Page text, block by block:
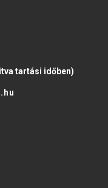
tartási időben)